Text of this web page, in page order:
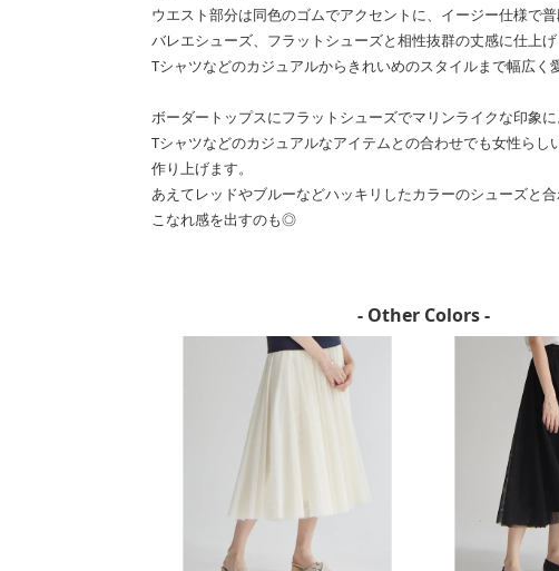
ウエスト部分は同色のゴムでアクセントに、イージー仕様で
バレエシューズ、フラットシューズと相性抜群の丈感に仕上げ
Tシャツなどのカジュアルからきれいめのスタイルまで幅広く
ボーダートップスにフラットシューズでマリンライクな印象に
Tシャツなどのカジュアルなアイテムとの合わせでも女性らし
作り上げます。
あえてレッドやブルーなどハッキリしたカラーのシューズと
こなれ感を出すのも◎
- Other Colors -